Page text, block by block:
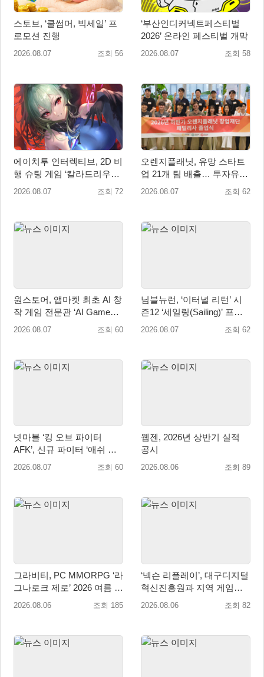
스토브, ‘쿨썸머, 빅세일’ 프
로모션 진행
2026.08.07 조회 56
‘부산인디커넥트페스티벌
2026’ 온라인 페스티벌 개막
2026.08.07 조회 58
에이치투 인터렉티브, 2D 비
행 슈팅 게임 ‘칼라드리우스
2/다크 엘레멘트’ 올 겨울 전
2026.08.07 조회 72
오렌지플래닛, 유망 스타트
업 21개 팀 배출… 투자유치∙
매출성장 성과 눈길
2026.08.07 조회 62
원스토어, 앱마켓 최초 AI 창
작 게임 전문관 ‘AI Games’
오픈
2026.08.07 조회 60
님블뉴런, ‘이터널 리턴’ 시
즌12 ‘세일링(Sailing)’ 프리
시즌 시작
2026.08.07 조회 62
넷마블 ‘킹 오브 파이터
AFK’, 신규 파이터 ‘애쉬 크
림존’ 업데이트
2026.08.07 조회 60
웹젠, 2026년 상반기 실적
공시
2026.08.06 조회 89
그라비티, PC MMORPG ‘라
그나로크 제로’ 2026 여름 프
로모션 진행!
2026.08.06 조회 185
‘넥슨 리플레이’, 대구디지털
혁신진흥원과 지역 게임산
업 육성 위한 업무협약 체결
2026.08.06 조회 82